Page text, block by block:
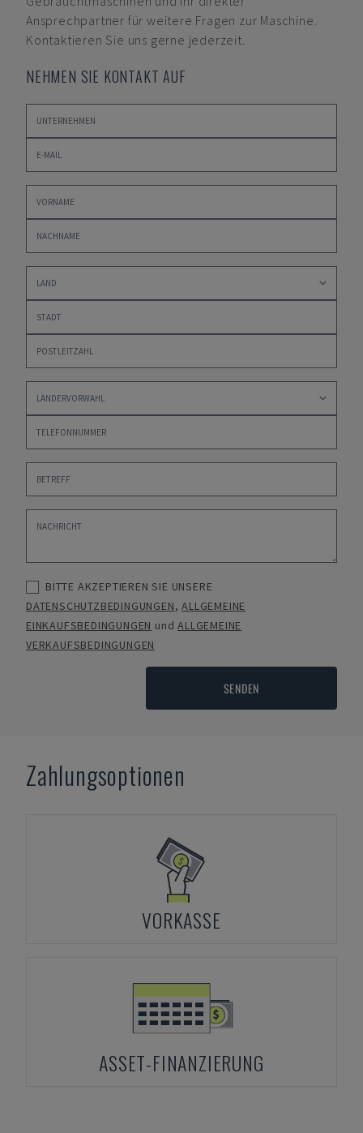
Ansprechpartner für weitere Fragen zur Maschine.
Kontaktieren Sie uns gerne jederzeit.
NEHMEN SIE KONTAKT AUF
BITTE AKZEPTIEREN SIE UNSERE
DATENSCHUTZBEDINGUNGEN,ALLGEMEINE
EINKAUFSBEDINGUNGEN undALLGEMEINE
VERKAUFSBEDINGUNGEN
SENDEN
Zahlungsoptionen
VORKASSE
ASSET-FINANZIERUNG